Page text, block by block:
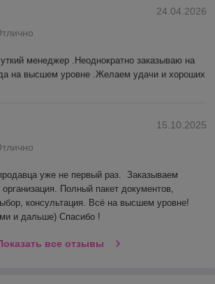
24.04.2026
менеджер .Неоднократно заказываю на
на высшем уровне .Желаем удачи и хороших
15.10.2025
уже не первый раз.  Заказываем
Полный пакет документов,
консультация. Всё на высшем уровне!
и дальше) Спасибо !
все отзывы